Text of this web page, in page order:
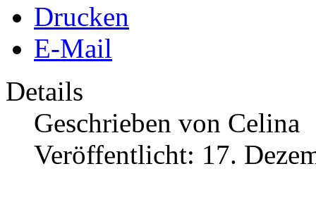
Drucken
E-Mail
Details
Geschrieben von Celina
Veröffentlicht: 17.